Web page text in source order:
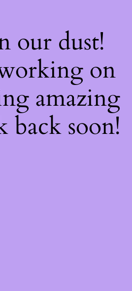
our dust!
on
amazing
back soon!